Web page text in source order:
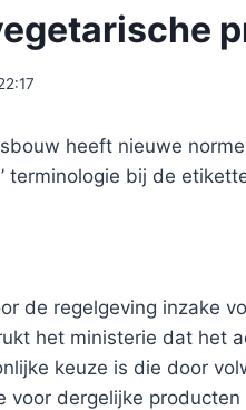
heeft nieuwe
terminologie bij de
de regelgeving inzake
het ministerie dat het
keuze is die door
voor dergelijke